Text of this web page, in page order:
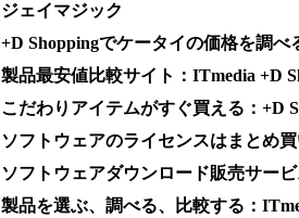
ジェイマジック
+D Shoppingでケータイの価格を調べ
製品最安値比較サイト：ITmedia +D
こだわりアイテムがすぐ買える：+D
ソフトウェアのライセンスはまとめ
ソフトウェアダウンロード販売サー
製品を選ぶ、調べる、比較する：